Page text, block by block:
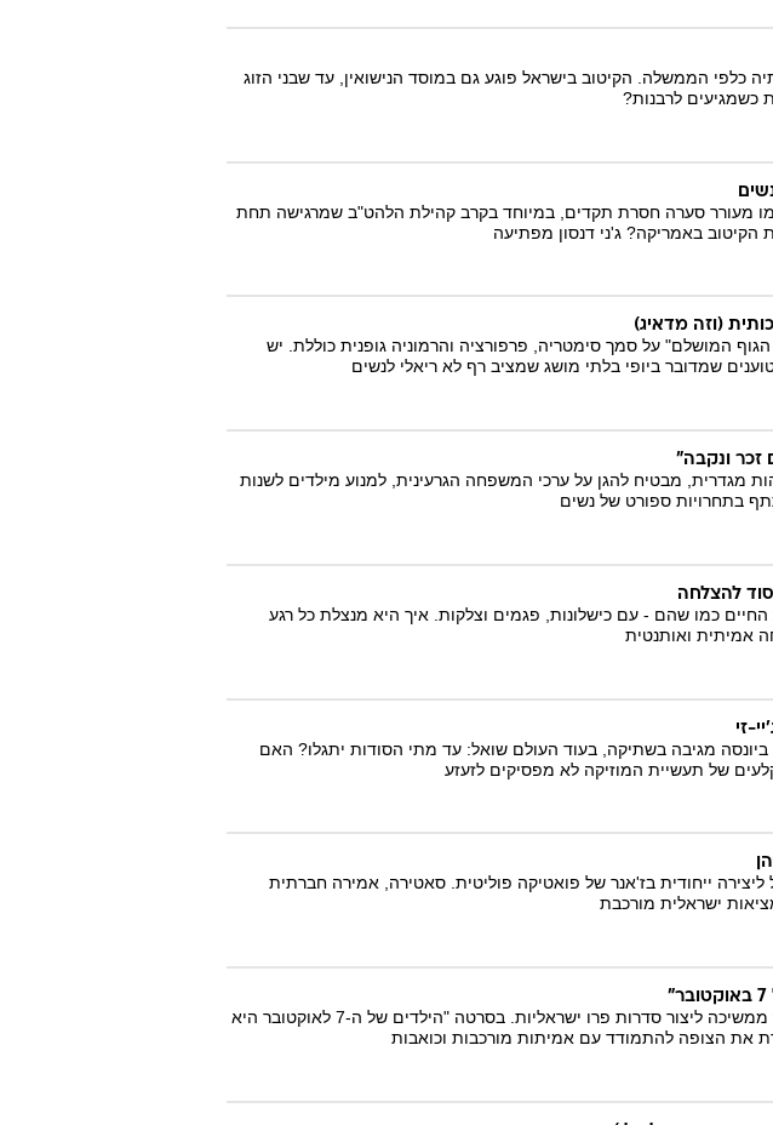
הממשלה. הקיטוב בישראל פוגע גם במוסד הנישואין, עד שבני הזוג
כשמגיעים לרבנות?
מעורר סערה חסרת תקדים, במיוחד בקרב קהילת הלהט"ב שמרגישה תחת
באמריקה? ג'ני דנסון מפתיעה
(וזה מדאיג)
המושלם" על סמך סימטריה, פרפורציה והרמוניה גופנית כוללת. יש
שמדובר ביופי בלתי מושג שמציב רף לא ריאלי לנשים
ונקבה"
מגדרית, מבטיח להגן על ערכי המשפחה הגרעינית, למנוע מילדים לשנות
בתחרויות ספורט של נשים
להצלחה
כמו שהם - עם כישלונות, פגמים וצלקות. איך היא מנצלת כל רגע
אמיתית ואותנטית
זי
של נערה בת 13, עם פי דידי לצידו. ביונסה מגיבה בשתיקה, בעוד העולם שואל: עד מתי הסודות יתגלו? האם
של תעשיית המוזיקה לא מפסיקים לזעזע
ייחודית בז'אנר של פואטיקה פוליטית. סאטירה, אמירה חברתית
ישראלית מורכבת
בעוד קהל עוקביה מתנדנד בין תמיכה לבין עזיבה המונית, טאקר ממשיכה ליצור סדרות פרו ישראליות. בסרטה "הילדים של ה-7 לאוקטובר היא
את הצופה להתמודד עם אמיתות מורכבות וכואבות